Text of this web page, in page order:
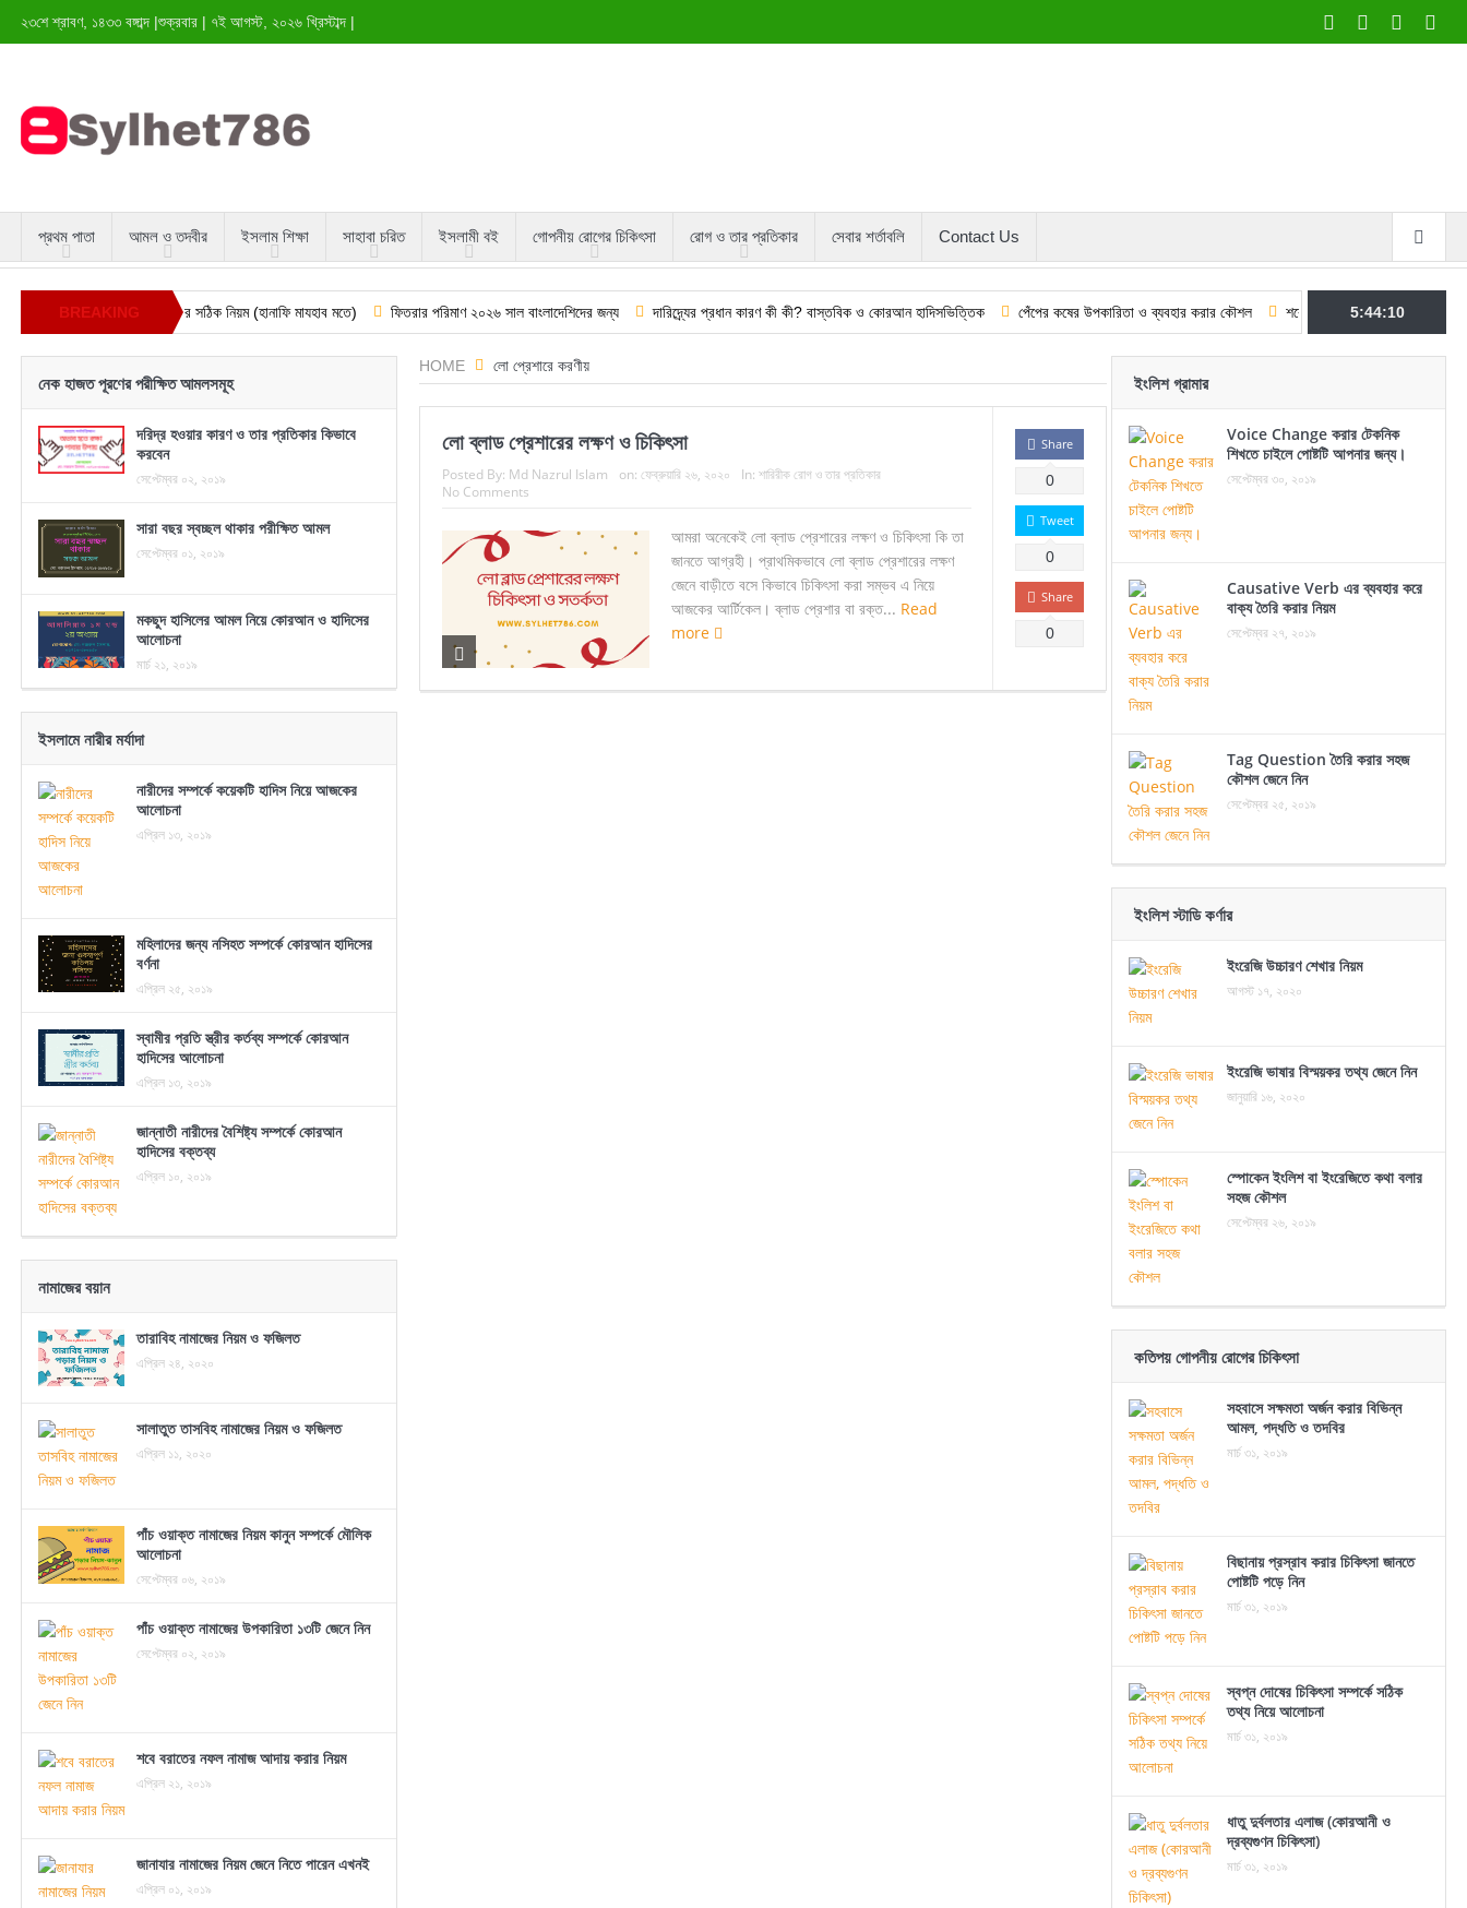
২৩শে শ্রাবণ, ১৪৩৩ বঙ্গাব্দ |শুক্রবার | ৭ই আগস্ট, ২০২৬ খ্রিস্টাব্দ |
প্রথম পাতা আমল ও তদবীর ইসলাম শিক্ষা সাহাবা চরিত ইসলামী বই গোপনীয় রোগের চিকিৎসা রোগ ও তার প্রতিকার সেবার শর্তাবলি Contact Us
BREAKING
NEWS
দুই ঈদের নামাজ এর সঠিক নিয়ম (হানাফি মাযহাব মতে) ফিতরার পরিমাণ ২০২৬ সাল বাংলাদেশিদের জন্য দারিদ্র্যের প্রধান কারণ কী কী? বাস্তবিক ও কোরআন হাদিসভিত্তিক পেঁপের কষের উপকারিতা ও ব্যবহার করার কৌশল শবে বরাতের ফজিলত ও আমল: কুরআন–হাদিসের
5:44:11
HOME লো প্রেশারে করণীয়
লো ব্লাড প্রেশারের লক্ষণ ও চিকিৎসা
Posted By: Md Nazrul Islam on: ফেব্রুয়ারি ২৬, ২০২০ In: শারিরীক রোগ ও তার প্রতিকার
No Comments
আমরা অনেকেই লো ব্লাড প্রেশারের লক্ষণ ও চিকিৎসা কি তা
জানতে আগ্রহী। প্রাথমিকভাবে লো ব্লাড প্রেশারের লক্ষণ
জেনে বাড়ীতে বসে কিভাবে চিকিৎসা করা সম্ভব এ নিয়ে
আজকের আর্টিকেল। ব্লাড প্রেশার বা রক্ত... Read
more
Share
0
Tweet
0
Share
0
নেক হাজত পূরণের পরীক্ষিত আমলসমূহ
দরিদ্র হওয়ার কারণ ও তার প্রতিকার কিভাবে
করবেন
সেপ্টেম্বর ০২, ২০১৯
সারা বছর স্বচ্ছল থাকার পরীক্ষিত আমল
সেপ্টেম্বর ০১, ২০১৯
মকছুদ হাসিলের আমল নিয়ে কোরআন ও হাদিসের
আলোচনা
মার্চ ২১, ২০১৯
ইসলামে নারীর মর্যাদা
নারীদের সম্পর্কে কয়েকটি হাদিস নিয়ে আজকের
আলোচনা
এপ্রিল ১৩, ২০১৯
মহিলাদের জন্য নসিহত সম্পর্কে কোরআন হাদিসের
বর্ণনা
এপ্রিল ২৫, ২০১৯
স্বামীর প্রতি স্ত্রীর কর্তব্য সম্পর্কে কোরআন
হাদিসের আলোচনা
এপ্রিল ১৩, ২০১৯
জান্নাতী নারীদের বৈশিষ্ট্য সম্পর্কে কোরআন
হাদিসের বক্তব্য
এপ্রিল ১০, ২০১৯
নামাজের বয়ান
তারাবিহ নামাজের নিয়ম ও ফজিলত
এপ্রিল ২৪, ২০২০
সালাতুত তাসবিহ নামাজের নিয়ম ও ফজিলত
এপ্রিল ১১, ২০২০
পাঁচ ওয়াক্ত নামাজের নিয়ম কানুন সম্পর্কে মৌলিক
আলোচনা
সেপ্টেম্বর ০৬, ২০১৯
পাঁচ ওয়াক্ত নামাজের উপকারিতা ১৩টি জেনে নিন
সেপ্টেম্বর ০২, ২০১৯
শবে বরাতের নফল নামাজ আদায় করার নিয়ম
এপ্রিল ২১, ২০১৯
জানাযার নামাজের নিয়ম জেনে নিতে পারেন এখনই
এপ্রিল ০১, ২০১৯
ইংলিশ গ্রামার
Voice Change করার টেকনিক
শিখতে চাইলে পোষ্টটি আপনার জন্য।
সেপ্টেম্বর ৩০, ২০১৯
Causative Verb এর ব্যবহার করে
বাক্য তৈরি করার নিয়ম
সেপ্টেম্বর ২৭, ২০১৯
Tag Question তৈরি করার সহজ
কৌশল জেনে নিন
সেপ্টেম্বর ২৫, ২০১৯
ইংলিশ স্টাডি কর্ণার
ইংরেজি উচ্চারণ শেখার নিয়ম
আগস্ট ১৭, ২০২০
ইংরেজি ভাষার বিস্ময়কর তথ্য জেনে নিন
জানুয়ারি ১৬, ২০২০
স্পোকেন ইংলিশ বা ইংরেজিতে কথা বলার
সহজ কৌশল
সেপ্টেম্বর ২৬, ২০১৯
কতিপয় গোপনীয় রোগের চিকিৎসা
সহবাসে সক্ষমতা অর্জন করার বিভিন্ন
আমল, পদ্ধতি ও তদবির
মার্চ ৩১, ২০১৯
বিছানায় প্রস্রাব করার চিকিৎসা জানতে
পোষ্টটি পড়ে নিন
মার্চ ৩১, ২০১৯
স্বপ্ন দোষের চিকিৎসা সম্পর্কে সঠিক
তথ্য নিয়ে আলোচনা
মার্চ ৩১, ২০১৯
ধাতু দুর্বলতার এলাজ (কোরআনী ও
দ্রব্যগুণন চিকিৎসা)
মার্চ ৩১, ২০১৯